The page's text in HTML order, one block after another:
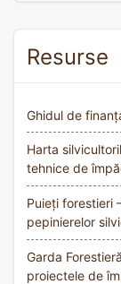
Resurse
Ghidul de
Harta
tehnice de
Puieți forestieri
pepinierelor
Garda
proiectele de